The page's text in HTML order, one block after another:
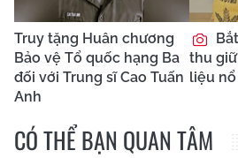
Truy tặng Huân chương
Bảo vệ Tổ quốc hạng Ba
đối với Trung sĩ Cao Tuấn
Anh
thu
liệu nổ
CÓ THỂ BẠN QUAN TÂM